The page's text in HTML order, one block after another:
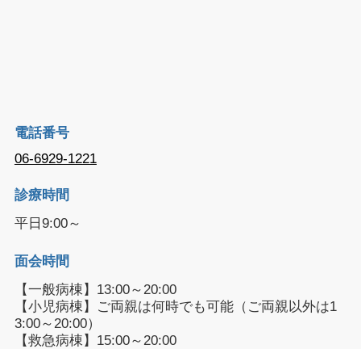
電話番号
06-6929-1221
診療時間
平日9:00～
面会時間
【一般病棟】13:00～20:00
【小児病棟】ご両親は何時でも可能（ご両親以外は1
3:00～20:00）
【救急病棟】15:00～20:00